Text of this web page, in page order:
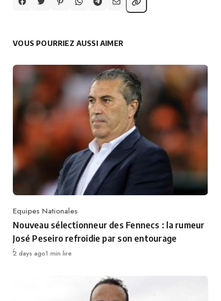
VOUS POURRIEZ AUSSI AIMER
Category
Equipes Nationales
Nouveau sélectionneur des Fennecs : la rumeur
José Peseiro refroidie par son entourage
Publié
2 days ago1 min lire